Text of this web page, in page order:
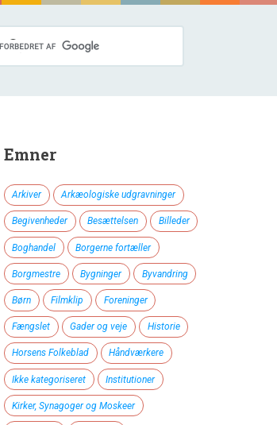
Emner
Arkiver Arkæologiske udgravninger
Begivenheder Besættelsen Billeder
Boghandel Borgerne fortæller
Borgmestre Bygninger Byvandring
Børn Filmklip Foreninger
Fængslet Gader og veje Historie
Horsens Folkeblad Håndværkere
Ikke kategoriseret Institutioner
Kirker, Synagoger og Moskeer